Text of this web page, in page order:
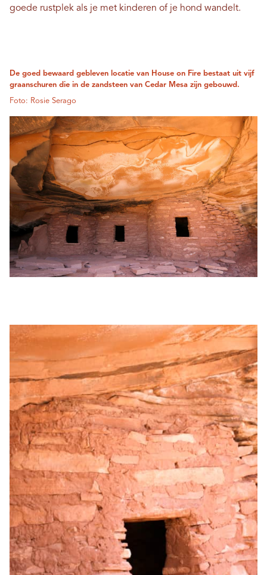
goede rustplek als je met kinderen of je hond wandelt.
De goed bewaard gebleven locatie van House on Fire bestaat uit vijf
graanschuren die in de zandsteen van Cedar Mesa zijn gebouwd.
Foto: Rosie Serago